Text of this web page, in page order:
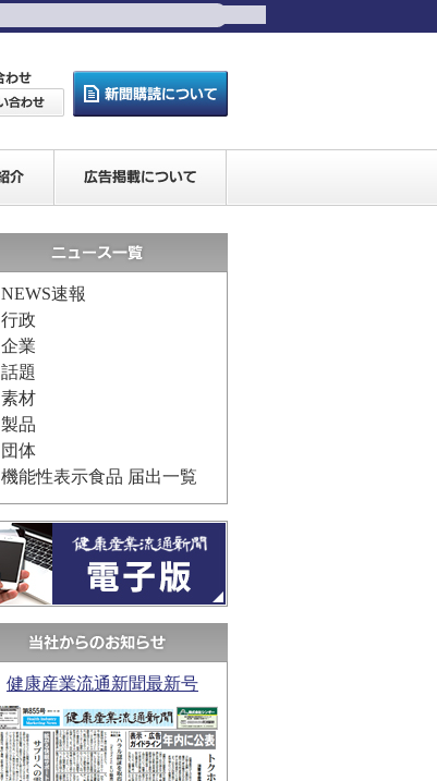
NEWS速報
行政
企業
話題
素材
製品
団体
機能性表示食品 届出一覧
健康産業流通新聞最新号